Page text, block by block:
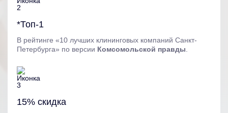
*Топ-1
В рейтинге «10 лучших клининговых компаний Санкт-
Петербурга» по версии Комсомольской правды
15% скидка